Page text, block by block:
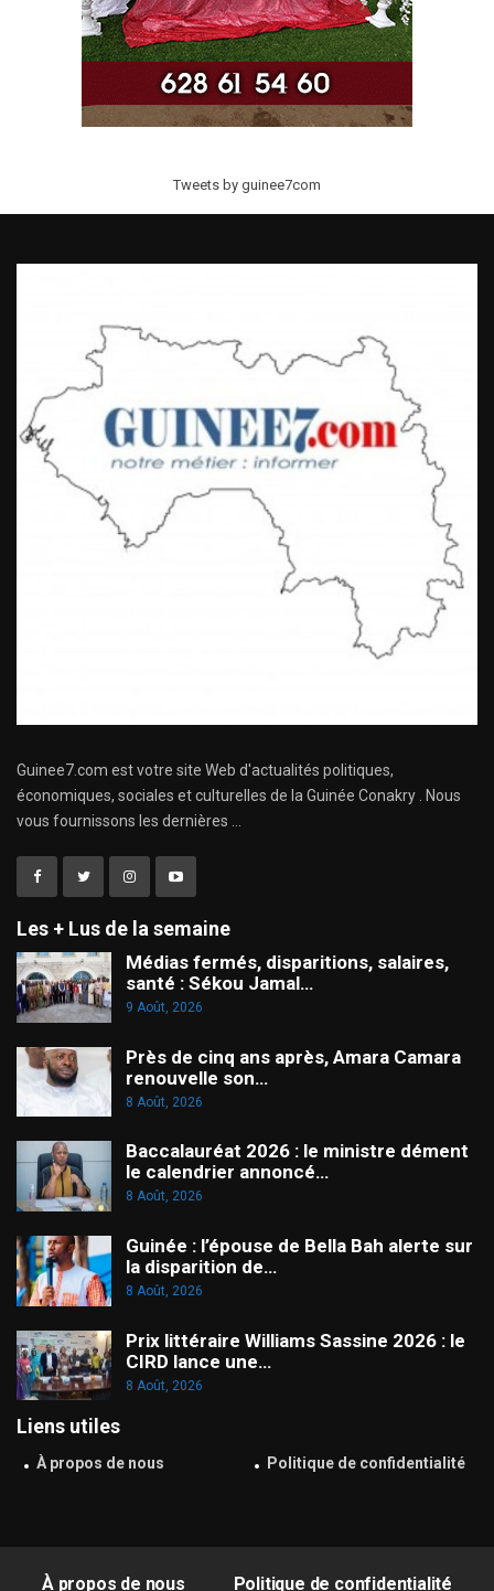
Tweets by guinee7com
Guinee7.com est votre site Web d'actualités politiques,
économiques, sociales et culturelles de la Guinée Conakry . Nous
vous fournissons les dernières ...
Les + Lus de la semaine
Médias fermés, disparitions, salaires,
santé : Sékou Jamal…
9 Août, 2026
Près de cinq ans après, Amara Camara
renouvelle son…
8 Août, 2026
Baccalauréat 2026 : le ministre dément
le calendrier annoncé…
8 Août, 2026
Guinée : l’épouse de Bella Bah alerte sur
la disparition de…
8 Août, 2026
Prix littéraire Williams Sassine 2026 : le
CIRD lance une…
8 Août, 2026
Liens utiles
À propos de nous Politique de confidentialité
À propos de nous Politique de confidentialité